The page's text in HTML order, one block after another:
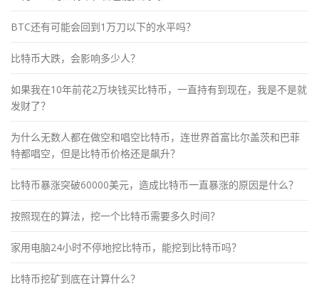
BTC还有可能会回到1万刀以下的水平吗？
比特币大跌，会影响多少人？
如果我在10年前花2万块钱买比特币，一直持有到现在，我是不是就
发财了？
为什么无数人都在做空和唱空比特币，连世界首富比尔盖茨和巴菲
特都唱空，但是比特币价格还是飙升？
比特币暴涨突破60000美元，造成比特币一直暴涨的原因是什么？
按照现在的算法，挖一个比特币需要多久时间？
家用电脑24小时不停地挖比特币，能挖到比特币吗？
比特币挖矿到底在计算什么？